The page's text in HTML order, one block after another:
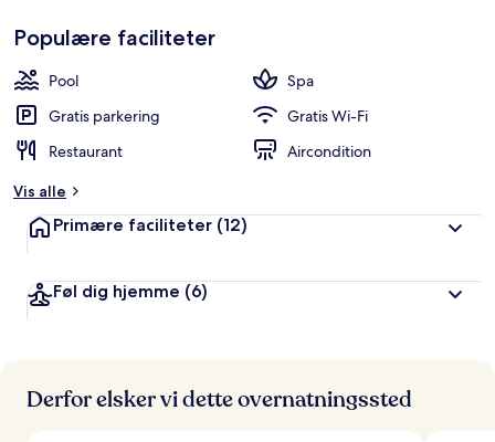
Gæstefavoritter
a
f
d
e
Populære faciliteter
Pool
Spa
Gratis parkering
Gratis Wi-Fi
Restaurant
Aircondition
Vis alle
Primære faciliteter (12)
Føl dig hjemme (6)
Derfor elsker vi dette overnatningssted